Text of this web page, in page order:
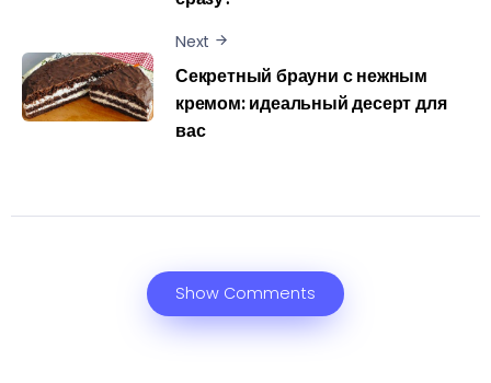
Next
Секретный брауни с нежным
кремом: идеальный десерт для
вас
Show Comments